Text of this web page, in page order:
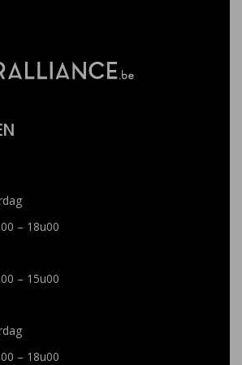
– 18u00
– 15u00
– 18u00